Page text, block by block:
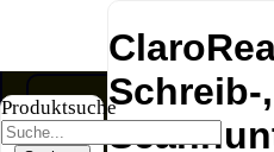
Schreib-
Produktsuche